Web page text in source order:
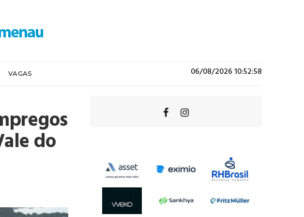
VAGAS 06/08/2026 10:52:58
do